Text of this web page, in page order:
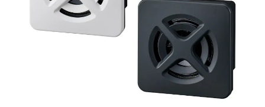
ネットワーク対応